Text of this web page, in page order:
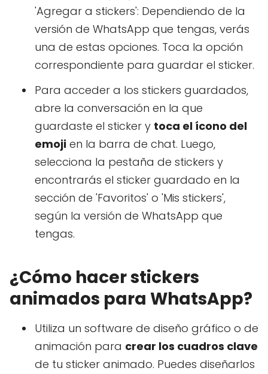
'Agregar a stickers': Dependiendo de la
versión de WhatsApp que tengas, verás
una de estas opciones. Toca la opción
correspondiente para guardar el sticker.
Para acceder a los stickers guardados,
abre la conversación en la que
guardaste el sticker y toca el ícono del
emoji en la barra de chat. Luego,
selecciona la pestaña de stickers y
encontrarás el sticker guardado en la
sección de 'Favoritos' o 'Mis stickers',
según la versión de WhatsApp que
tengas.
¿Cómo hacer stickers
animados para WhatsApp?
Utiliza un software de diseño gráfico o de
animación para crear los cuadros clave
de tu sticker animado. Puedes diseñarlos